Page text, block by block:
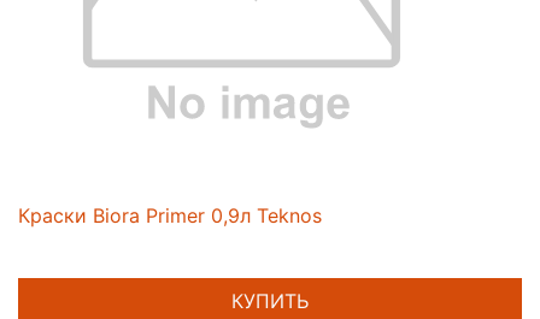
Краски Biora Primer 0,9л Teknos
КУПИТЬ